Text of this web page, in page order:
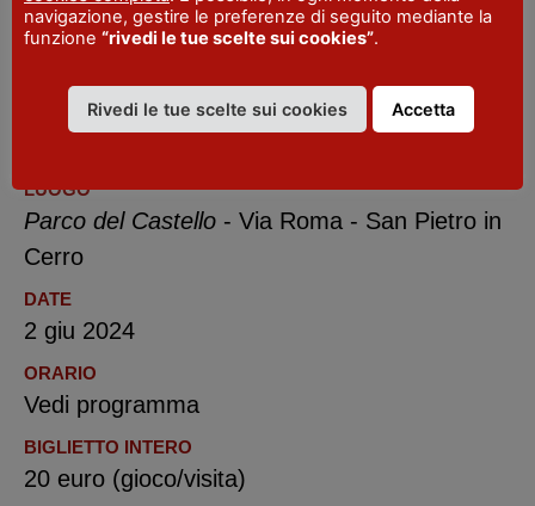
familydays.it a questo link:
https://familydays.it/avventure-e-magie-
nella-foresta-incantata/
LUOGO
Parco del Castello - Via Roma - San Pietro in
Cerro
DATE
2 giu 2024
ORARIO
Vedi programma
BIGLIETTO INTERO
20 euro (gioco/visita)
navigazione, gestire le preferenze di seguito mediante la
funzione “rivedi le tue scelte sui cookies”.
Rivedi le tue scelte sui cookies Accetta